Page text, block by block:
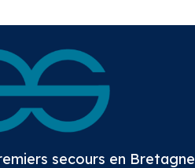
secours en Bretagne